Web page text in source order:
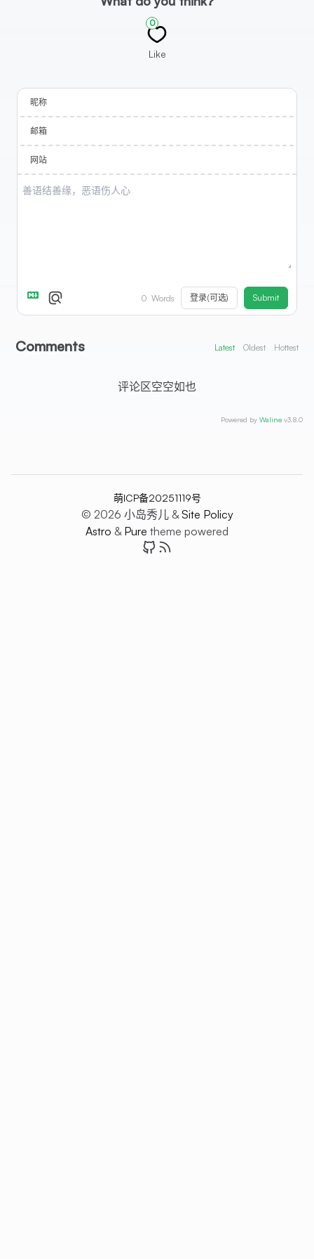
0
Like
昵称
邮箱
网站
0 Words 登录(可选) Submit
Comments Latest Oldest Hottest
评论区空空如也
Powered by Waline v3.8.0
萌ICP备20251119号
© 2026 小岛秀儿 &Site Policy
Astro & Pure theme powered